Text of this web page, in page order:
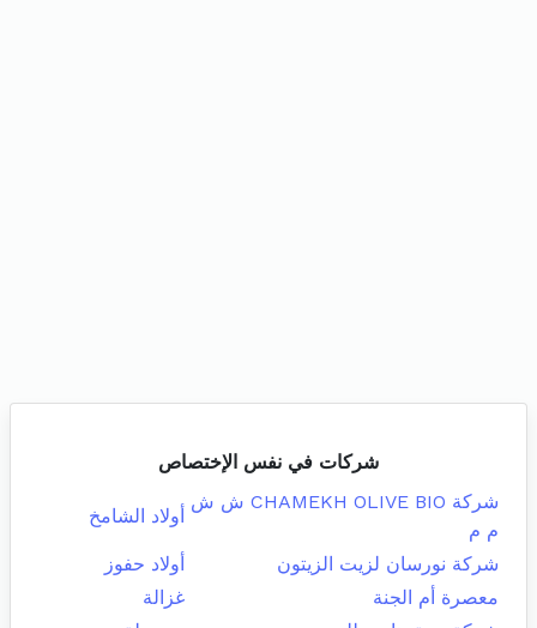
شركات في نفس الإختصاص
شركة CHAMEKH OLIVE BIO ش ش
م م
أولاد الشامخ
شركة نورسان لزيت الزيتون
أولاد حفوز
معصرة أم الجنة
غزالة